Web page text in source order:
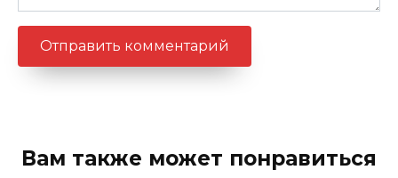
Вам также может понравиться